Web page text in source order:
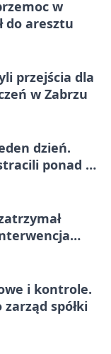
w
do aresztu
przejścia dla
w Zabrzu
dzień.
ponad 6
i kontrole.
spółki